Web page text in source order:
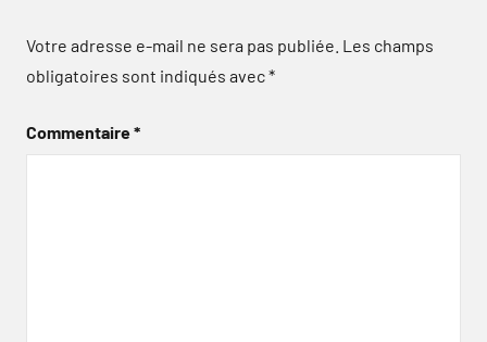
Votre adresse e-mail ne sera pas publiée. Les champs
obligatoires sont indiqués avec*
Commentaire*